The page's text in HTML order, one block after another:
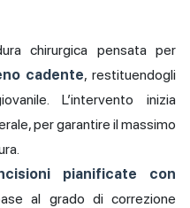
chirurgica pensata per
cadente, restituendogli
L’intervento inizia
per garantire il massimo
pianificate con
al grado di correzione